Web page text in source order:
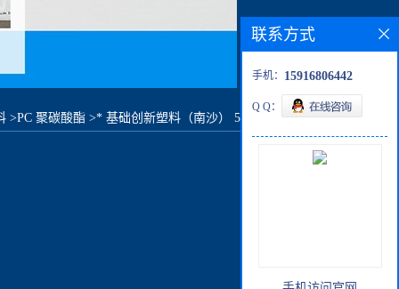
>PC 聚碳酸酯 >* 基础创新塑料（南沙） 500-739原料价格
联系方式
手机： 15916806442
Q Q：